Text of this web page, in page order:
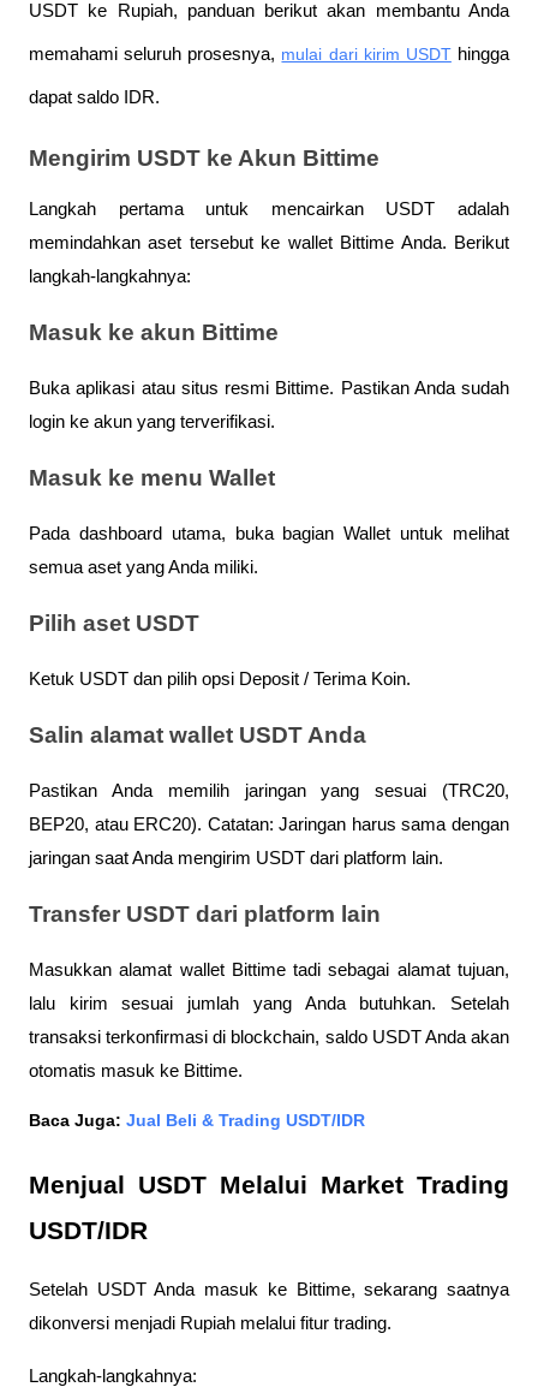
USDT ke Rupiah, panduan berikut akan membantu Anda
memahami seluruh prosesnya, mulai dari kirim USDT hingga
dapat saldo IDR.
Mengirim USDT ke Akun Bittime
Langkah pertama untuk mencairkan USDT adalah
memindahkan aset tersebut ke wallet Bittime Anda. Berikut
langkah-langkahnya:
Masuk ke akun Bittime
Buka aplikasi atau situs resmi Bittime. Pastikan Anda sudah
login ke akun yang terverifikasi.
Masuk ke menu Wallet
Pada dashboard utama, buka bagian Wallet untuk melihat
semua aset yang Anda miliki.
Pilih aset USDT
Ketuk USDT dan pilih opsi Deposit / Terima Koin.
Salin alamat wallet USDT Anda
Pastikan Anda memilih jaringan yang sesuai (TRC20,
BEP20, atau ERC20). Catatan: Jaringan harus sama dengan
jaringan saat Anda mengirim USDT dari platform lain.
Transfer USDT dari platform lain
Masukkan alamat wallet Bittime tadi sebagai alamat tujuan,
lalu kirim sesuai jumlah yang Anda butuhkan. Setelah
transaksi terkonfirmasi di blockchain, saldo USDT Anda akan
otomatis masuk ke Bittime.
Baca Juga: Jual Beli & Trading USDT/IDR
Menjual USDT Melalui Market Trading
USDT/IDR
Setelah USDT Anda masuk ke Bittime, sekarang saatnya
dikonversi menjadi Rupiah melalui fitur trading.
Langkah-langkahnya: